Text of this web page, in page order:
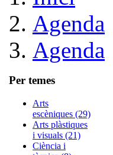
Agenda
Agenda
Per temes
Arts
escèniques (29)
Arts plàstiques
i visuals (21)
Ciència i